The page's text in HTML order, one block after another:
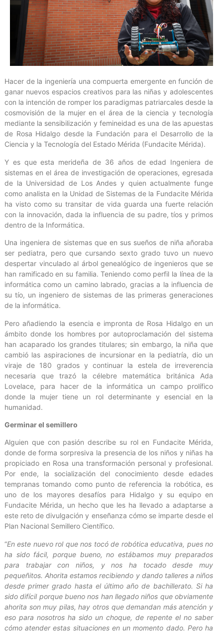
Hacer de la ingeniería una compuerta emergente en función de
ganar nuevos espacios creativos para las niñas y adolescentes
con la intención de romper los paradigmas patriarcales desde la
cosmovisión de la mujer en el área de la ciencia y tecnología
mediante la sensibilización y femineidad es una de las apuestas
de Rosa Hidalgo desde la Fundación para el Desarrollo de la
Ciencia y la Tecnología del Estado Mérida (Fundacite Mérida).
Y es que esta merideña de 36 años de edad Ingeniera de
sistemas en el área de investigación de operaciones, egresada
de la Universidad de Los Andes y quien actualmente funge
como analista en la Unidad de Sistemas de la Fundacite Mérida
ha visto como su transitar de vida guarda una fuerte relación
con la innovación, dada la influencia de su padre, tíos y primos
dentro de la Informática.
Una ingeniera de sistemas que en sus sueños de niña añoraba
ser pediatra, pero que cursando sexto grado tuvo un nuevo
despertar vinculado al árbol genealógico de ingenieros que se
han ramificado en su familia. Teniendo como perfil la línea de la
informática como un camino labrado, gracias a la influencia de
su tío, un ingeniero de sistemas de las primeras generaciones
de la informática.
Pero añadiendo la esencia e impronta de Rosa Hidalgo en un
ámbito donde los hombres por autoproclamación del sistema
han acaparado los grandes titulares; sin embargo, la niña que
cambió las aspiraciones de incursionar en la pediatría, dio un
viraje de 180 grados y continuar la estela de irreverencia
necesaria que trazó la célebre matemática británica Ada
Lovelace, para hacer de la informática un campo prolífico
donde la mujer tiene un rol determinante y esencial en la
humanidad.
Germinar el semillero
Alguien que con pasión describe su rol en Fundacite Mérida,
donde de forma sorpresiva la presencia de los niños y niñas ha
propiciado en Rosa una transformación personal y profesional.
Por ende, la socialización del conocimiento desde edades
tempranas tomando como punto de referencia la robótica, es
uno de los mayores desafíos para Hidalgo y su equipo en
Fundacite Mérida, un hecho que les ha llevado a adaptarse a
este reto de divulgación y enseñanza cómo se imparte desde el
Plan Nacional Semillero Científico.
“En este nuevo rol que nos tocó de robótica educativa, pues no
ha sido fácil, porque bueno, no estábamos muy preparados
para trabajar con niños, y nos ha tocado desde muy
pequeñitos. Ahorita estamos recibiendo y dando talleres a niños
desde primer grado hasta el último año de bachillerato. Si ha
sido difícil porque bueno nos han llegado niños que obviamente
ahorita son muy pilas, hay otros que demandan más atención y
eso para nosotros ha sido un choque, de repente el no saber
cómo atender estas situaciones en un momento dado. Pero ha